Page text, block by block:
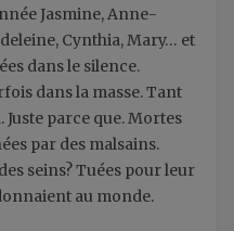
Jasmine, Anne-
Cynthia, Mary… et
dans le silence.
dans la masse. Tant
parce que. Mortes
par des malsains.
seins? Tuées pour leur
au monde.